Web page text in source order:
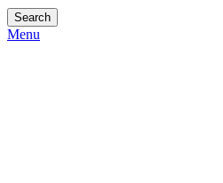
Search
Menu